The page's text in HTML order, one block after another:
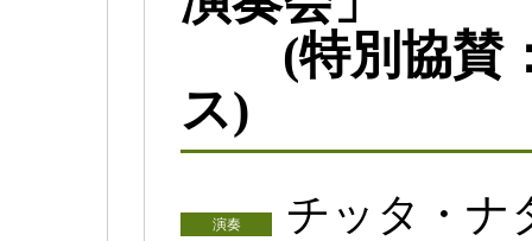
(特別協賛：
ス)
演奏
チッタ・ナ